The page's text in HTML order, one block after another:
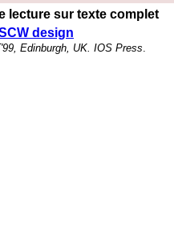
lecture sur texte complet
design
Edinburgh, UK. IOS Press.